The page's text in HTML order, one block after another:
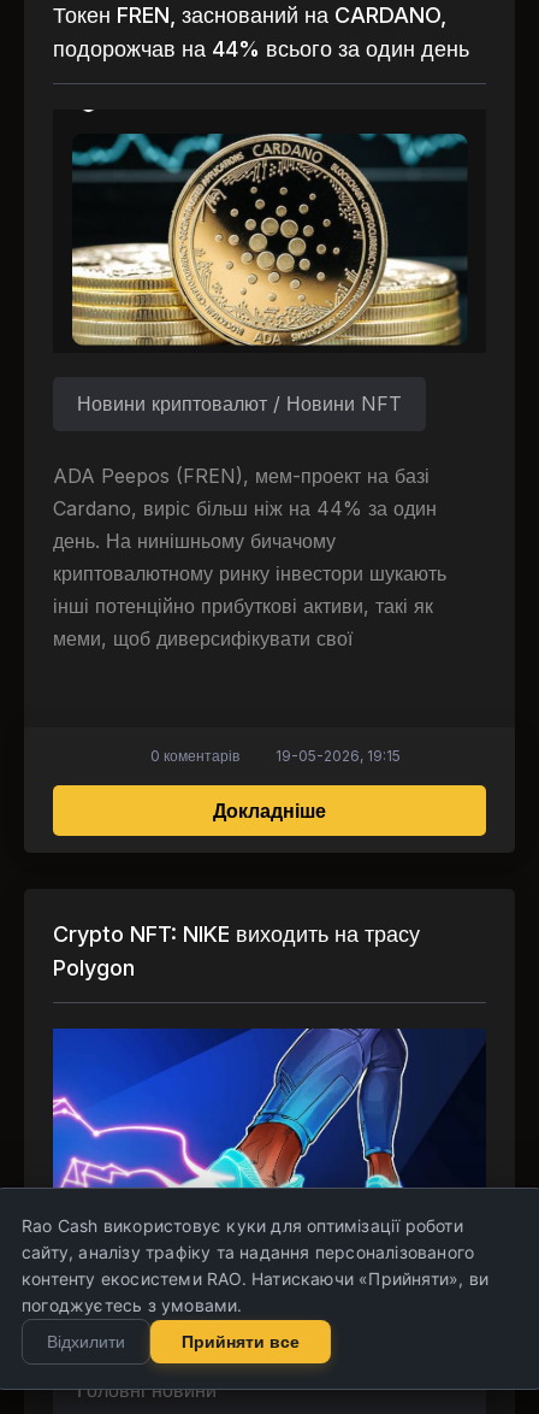
Токен FREN, заснований на CARDANO,
подорожчав на 44% всього за один день
Новини криптовалют / Новини NFT
ADA Peepos (FREN), мем-проект на базі
Cardano, виріс більш ніж на 44% за один
день. На нинішньому бичачому
криптовалютному ринку інвестори шукають
інші потенційно прибуткові активи, такі як
меми, щоб диверсифікувати свої
Докладнішепро Токен FREN,
0 коментарів 19-05-2026, 19:15
Crypto NFT: NIKE виходить на трасу
Polygon
Новини криптовалют / Новини NFT /
Головні новини
Rao Cash використовує куки для оптимізації роботи
сайту, аналізу трафіку та надання персоналізованого
контенту екосистеми RAO. Натискаючи «Прийняти», ви
погоджуєтесь з умовами.
Відхилити Прийняти все